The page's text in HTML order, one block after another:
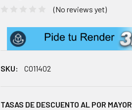
(No reviews yet)
SKU: CO11402
TASAS DE DESCUENTO AL POR MAYOR